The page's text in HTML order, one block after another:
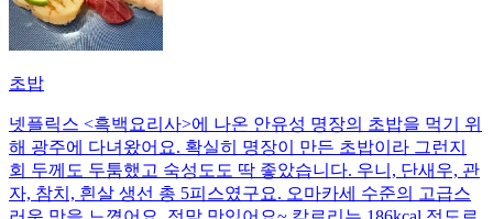
초밥
넷플릭스 <흑백요리사>에 나온 안유성 명장의 초밥을 먹기 위
해 광주에 다녀왔어요. 확실히 명장이 만든 초밥이라 그런지
회 두께도 두툼했고 숙성도도 딱 좋았습니다. 우니, 단새우, 관
자, 참치, 흰살 생선 총 5피스였구요. 오마카세 수준의 고급스